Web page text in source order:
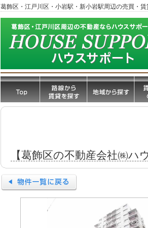
葛飾区・江戸川区・小岩駅・新小岩駅周辺の売買・
【葛飾区の不動産会社㈱